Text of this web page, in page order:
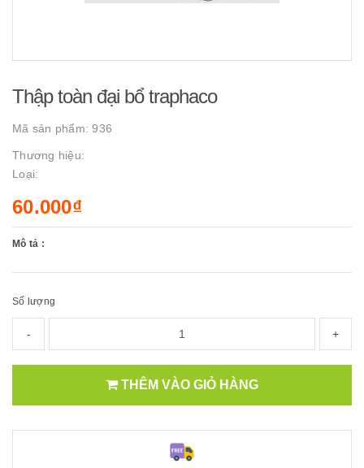
Thập toàn đại bổ traphaco
Mã sản phẩm:936
Thương hiệu:
Loại:
60.000₫
Mô tả :
Số lượng
- +
THÊM VÀO GIỎ HÀNG